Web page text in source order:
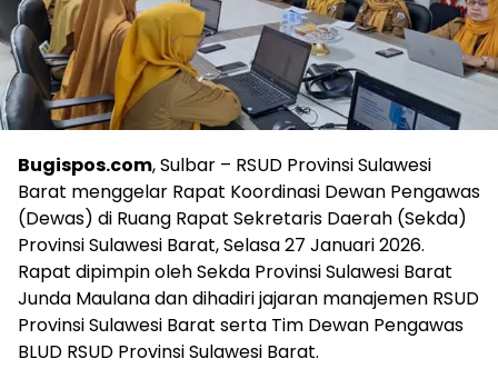
Bugispos.com, Sulbar – RSUD Provinsi Sulawesi
Barat menggelar Rapat Koordinasi Dewan Pengawas
(Dewas) di Ruang Rapat Sekretaris Daerah (Sekda)
Provinsi Sulawesi Barat, Selasa 27 Januari 2026.
Rapat dipimpin oleh Sekda Provinsi Sulawesi Barat
Junda Maulana dan dihadiri jajaran manajemen RSUD
Provinsi Sulawesi Barat serta Tim Dewan Pengawas
BLUD RSUD Provinsi Sulawesi Barat.